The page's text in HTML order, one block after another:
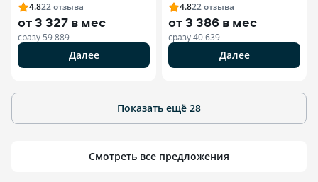
4.822отзыва
от3 327 в мес
сразу 59 889
Далее
4.822отзыва
от3 386 в мес
сразу40 639
Далее
Показать ещё 28
Смотреть все предложения